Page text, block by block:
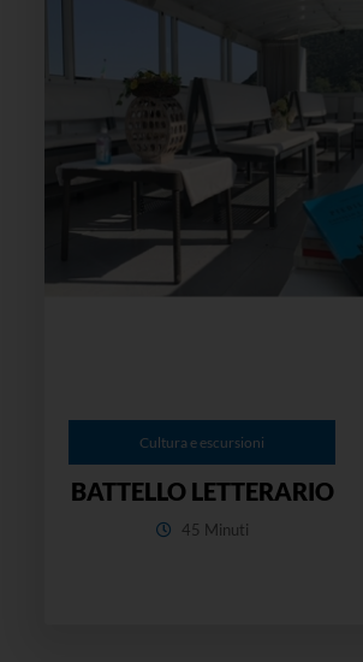
Cultura e escursioni
BATTELLO LETTERARIO
45 Minuti